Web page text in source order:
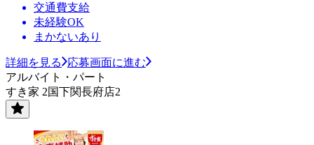
交通費支給
未経験OK
まかないあり
詳細を見る
応募画面に進む
アルバイト・パート
すき家 2国下関長府店2